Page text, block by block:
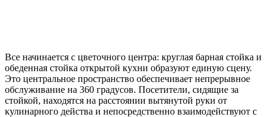
Все начинается с цветочного центра: круглая барная стойка и
обеденная стойка открытой кухни образуют единую сцену.
Это центральное пространство обеспечивает непрерывное
обслуживание на 360 градусов. Посетители, сидящие за
стойкой, находятся на расстоянии вытянутой руки от
кулинарного действа и непосредственно взаимодействуют с